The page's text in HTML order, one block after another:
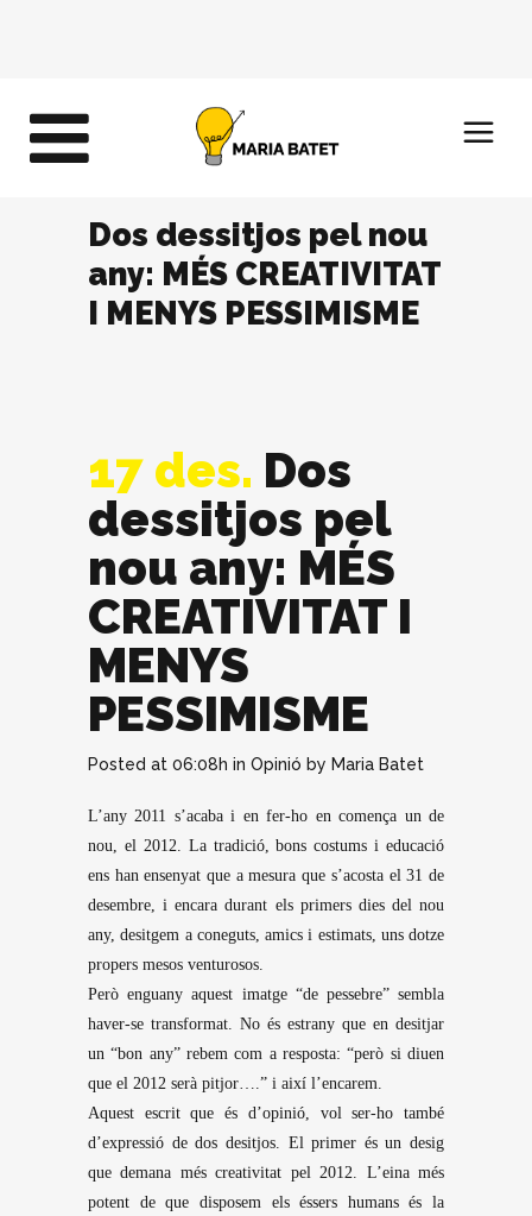
Dos dessitjos pel nou
any: MÉS CREATIVITAT
I MENYS PESSIMISME
17 des. Dos
dessitjos pel
nou any: MÉS
CREATIVITAT I
MENYS
PESSIMISME
Posted at 06:08h in Opinió by Maria Batet
L’any 2011 s’acaba i en fer-ho en comença un de
nou, el 2012. La tradició, bons costums i educació
ens han ensenyat que a mesura que s’acosta el 31 de
desembre, i encara durant els primers dies del nou
any, desitgem a coneguts, amics i estimats, uns dotze
propers mesos venturosos.
Però enguany aquest imatge “de pessebre” sembla
haver-se transformat. No és estrany que en desitjar
un “bon any” rebem com a resposta: “però si diuen
que el 2012 serà pitjor….” i així l’encarem.
Aquest escrit que és d’opinió, vol ser-ho també
d’expressió de dos desitjos. El primer és un desig
que demana més creativitat pel 2012. L’eina més
potent de que disposem els éssers humans és la